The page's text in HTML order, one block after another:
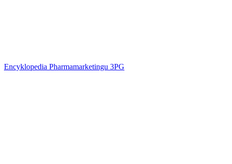
Encyklopedia Pharmamarketingu 3PG